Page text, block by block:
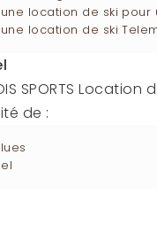
une location de ski pour
location de ski
SPORTS Location
de :